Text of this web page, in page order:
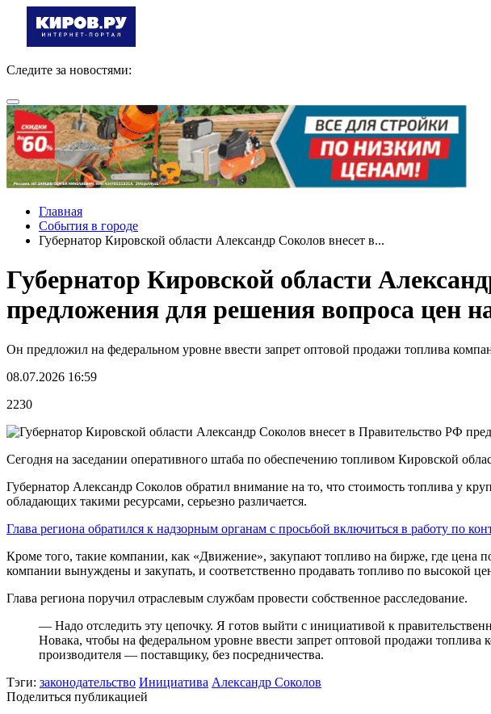
Следите за новостями:
Главная
События в городе
Губернатор Кировской области Александр Соколов внесет в...
Губернатор Кировской области
предложения для решения вопроса цен
Он предложил на федеральном уровне ввести запрет оптовой продажи топлива
08.07.2026 16:59
2230
Сегодня на заседании оперативного штаба по обеспечению топливом Кировской
Губернатор Александр Соколов обратил внимание на то, что стоимость топлива у
обладающих такими ресурсами, серьезно различается.
Глава региона обратился к надзорным органам с просьбой включиться в работу по
Кроме того, такие компании, как «Движение», закупают топливо на бирже, где цена
компании вынуждены и закупать, и соответственно продавать топливо по высокой
Глава региона поручил отраслевым службам провести собственное расследование.
— Надо отследить эту цепочку. Я готов выйти с инициативой к
Новака, чтобы на федеральном уровне ввести запрет оптовой продажи
производителя — поставщику, без посредничества.
Тэги: законодательство Инициатива Александр Соколов
Поделиться публикацией